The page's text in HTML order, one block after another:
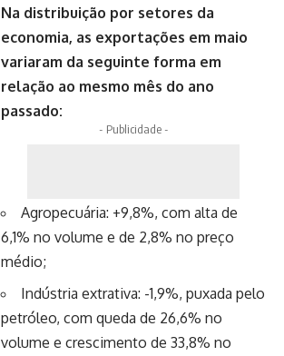
Na distribuição por setores da
economia, as exportações em maio
variaram da seguinte forma em
relação ao mesmo mês do ano
passado:
- Publicidade -
Agropecuária: +9,8%, com alta de
6,1% no volume e de 2,8% no preço
médio;
Indústria extrativa: -1,9%, puxada pelo
petróleo, com queda de 26,6% no
volume e crescimento de 33,8% no